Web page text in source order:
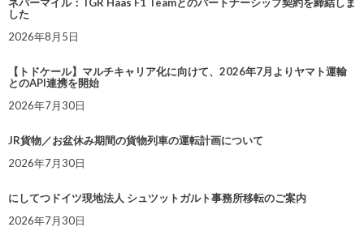
ネバーマイル：TGR Haas F1 Teamとのパートナーシップ契約を締結しま
した
2026年8月5日
【トドケール】マルチキャリア化に向けて、2026年7月よりヤマト運輸
とのAPI連携を開始
2026年7月30日
JR貨物／お盆休み期間の貨物列車の運転計画について
2026年7月30日
にしてつドイツ現地法人 シュツットガルト事務所移転のご案内
2026年7月30日